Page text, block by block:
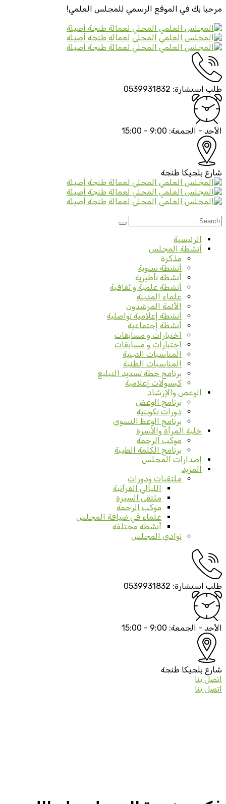
مرحبا بك في الموقع الرسمي للمجلس العلمي!
طلب استشارة: 0539931832
الأحد - الجمعة: 9:00 - 15:00
شارع بلجيكا طنجة
الرئيسية
أنشطة المجلس
مذكرة
أنشطة سنوية
أنشطة تأطيرية
أنشطة علمية و ثقافية
علماء المدينة
الأئمة المرشدون
أنشطة إعلامية تواصلية
أنشطة إجتماعية
اختبارات و مسابقات
اختبارات و مسابقات
المناسبات الدينية
المناسبات الطنية
برنامج خطة تسديد التبليغ
كبسولات إعلامية
الوعض والإرشاد
برنامج الوعض
دورات تكوينية
برنامج الوعظ النسوي
خلية المرأة والأسرة
موكب الرحمة
برنامج الكلمة الطيبة
إصدارات المجلس
المزيد
ملتقيات ودورات
الليالي القرآنية
ملتقى السيرة
موكب الرحمة
علماء في ضيافة المجلس
أنشطة مختلفة
نوادي المجلس
طلب استشارة: 0539931832
الأحد - الجمعة: 9:00 - 15:00
شارع بلجيكا طنجة
اتصل بنا
اتصل بنا